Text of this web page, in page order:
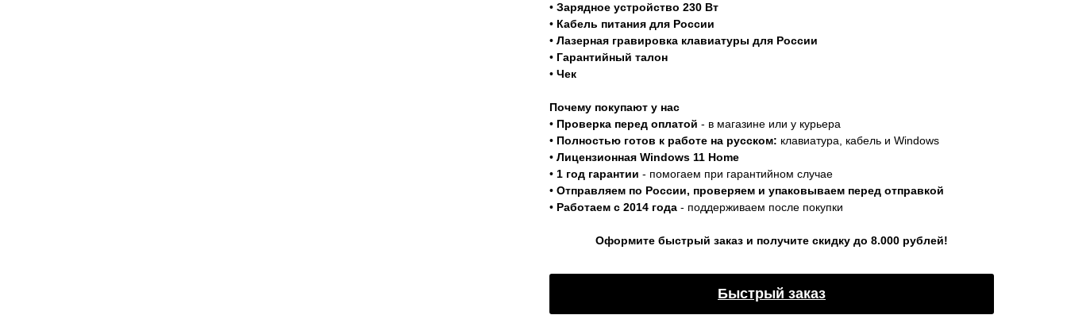
• Зарядное устройство 230 Вт
• Кабель питания для России
• Лазерная гравировка клавиатуры для России
• Гарантийный талон
• Чек
Почему покупают у нас
• Проверка перед оплатой - в магазине или у курьера
• Полностью готов к работе на русском: клавиатура, кабель и Windows
• Лицензионная Windows 11 Home
• 1 год гарантии - помогаем при гарантийном случае
• Отправляем по России, проверяем и упаковываем перед отправкой
• Работаем с 2014 года - поддерживаем после покупки
Оформите быстрый заказ и получите скидку до 8.000 рублей!
Быстрый заказ